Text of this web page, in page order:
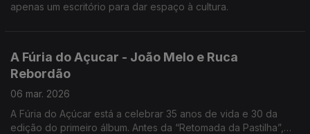
apenas um escritório para dar espaço à cultura.
A Fúria do Açucar - João Melo e Ruca
Rebordão
06 mar. 2026
A Fúria do Açúcar está a celebrar 35 anos de vida e 30 da
edição do primeiro álbum. Antes da “Retomada da Pastilha”,